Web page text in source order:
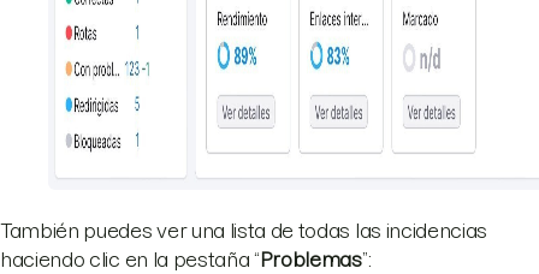
También puedes ver una lista de todas las incidencias
haciendo clic en la pestaña “Problemas”: